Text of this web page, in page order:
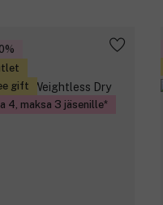
gift
4, maksa 3 jäsenille